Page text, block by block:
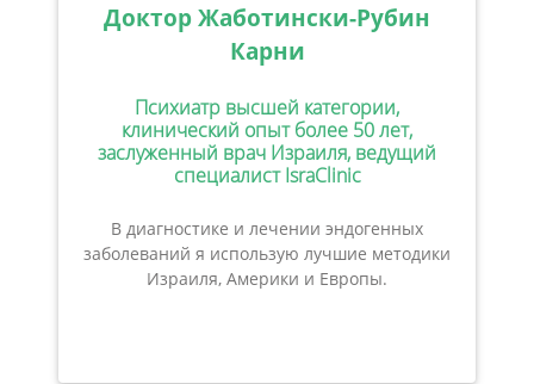
Доктор Жаботински-Рубин
Карни
Психиатр высшей категории,
клинический опыт более 50 лет,
заслуженный врач Израиля, ведущий
специалист IsraClinic
В диагностике и лечении эндогенных
заболеваний я использую лучшие методики
Израиля, Америки и Европы.